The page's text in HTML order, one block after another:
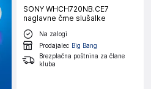
SONY WHCH720NB.CE7
naglavne črne slušalke
Na zalogi
Prodajalec Big Bang
Brezplačna poštnina za člane
kluba